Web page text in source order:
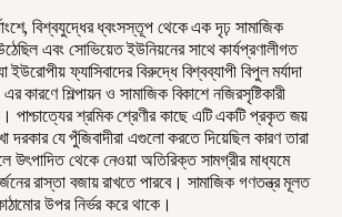
বিশ্বযুদ্ধের ধ্বংসস্তূপ থেকে এক দৃঢ় সামাজিক
এবং সোভিয়েত ইউনিয়নের সাথে কার্যপ্রণালীগত
ইউরোপীয় ফ্যাসিবাদের বিরুদ্ধে বিশ্বব্যাপী বিপুল মর্যাদা
কারণে শিল্পায়ন ও সামাজিক বিকাশে নজিরসৃষ্টিকারী
পাশ্চাত্যের শ্রমিক শ্রেণীর কাছে এটি একটি প্রকৃত জয়
দরকার যে পুঁজিবাদীরা এগুলো করতে দিয়েছিল কারণ তারা
উৎপাদিত থেকে নেওয়া অতিরিক্ত সামগ্রীর মাধ্যমে
রাস্তা বজায় রাখতে পারবে। সামাজিক গণতন্ত্র মূলত
উপর নির্ভর করে থাকে।